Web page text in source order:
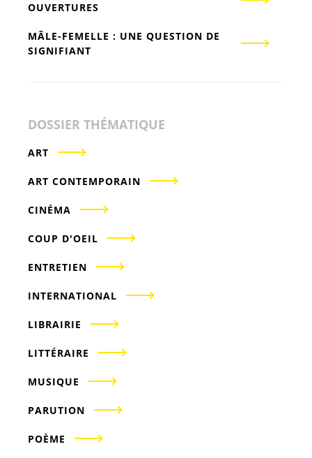
OUVERTURES
MÂLE-FEMELLE : UNE QUESTION DE
SIGNIFIANT
DOSSIER THÉMATIQUE
ART
ART CONTEMPORAIN
CINÉMA
COUP D'OEIL
ENTRETIEN
INTERNATIONAL
LIBRAIRIE
LITTÉRAIRE
MUSIQUE
PARUTION
POÈME